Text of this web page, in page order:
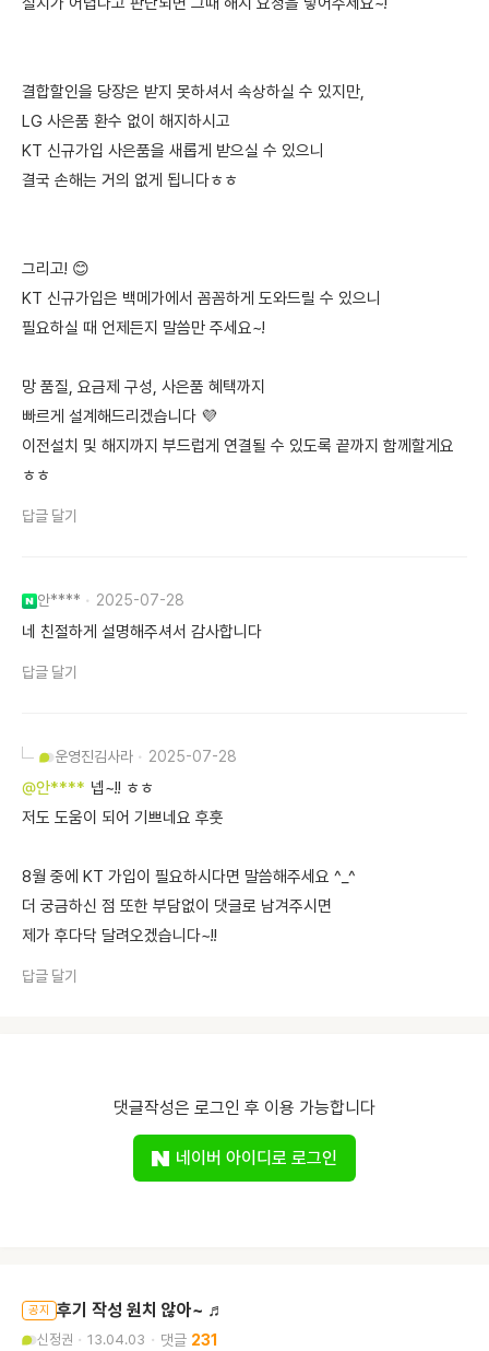
결합할인을 당장은 받지 못하셔서 속상하실 수 있지만,
LG 사은품 환수 없이 해지하시고
KT 신규가입 사은품을 새롭게 받으실 수 있으니
결국 손해는 거의 없게 됩니다ㅎㅎ
그리고! 😊
KT 신규가입은 백메가에서 꼼꼼하게 도와드릴 수 있으니
필요하실 때 언제든지 말씀만 주세요~!
망 품질, 요금제 구성, 사은품 혜택까지
빠르게 설계해드리겠습니다 💜
이전설치 및 해지까지 부드럽게 연결될 수 있도록 끝까지 함께할게요
ㅎㅎ
답글 달기
안**** 2025-07-28
네 친절하게 설명해주셔서 감사합니다
답글 달기
운영진김사라 2025-07-28
@안**** 넵~!! ㅎㅎ
저도 도움이 되어 기쁘네요 후훗
8월 중에 KT 가입이 필요하시다면 말씀해주세요 ^_^
더 궁금하신 점 또한 부담없이 댓글로 남겨주시면
제가 후다닥 달려오겠습니다~!!
답글 달기
댓글작성은 로그인 후 이용 가능합니다
네이버 아이디로 로그인
공지 후기 작성 원치 않아~ ♬
신정권 13.04.03 231